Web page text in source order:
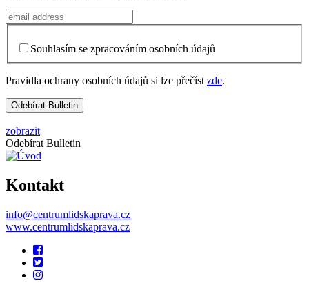
Souhlasím se zpracováním osobních údajů
Pravidla ochrany osobních údajů si lze přečíst zde.
zobrazit
Odebírat Bulletin
Kontakt
info@centrumlidskaprava.cz
www.centrumlidskaprava.cz
Pomocné